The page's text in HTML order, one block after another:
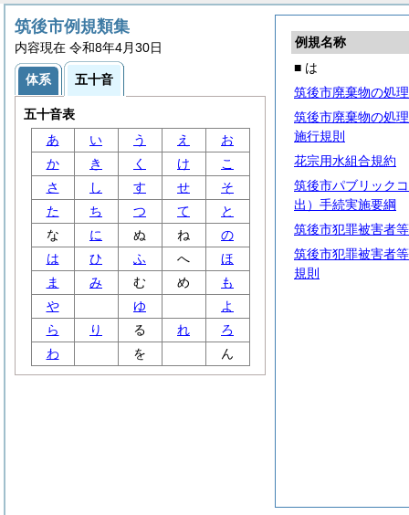
例規名称
■ は
筑後市廃棄物の処
筑後市廃棄物の処
施行規則
花宗用水組合規約
筑後市パブリック
出）手続実施要綱
筑後市犯罪被害者
筑後市犯罪被害者
規則
筑後市例規類集
内容現在 令和8年4月30日
体系 五十音
五十音表
あ
い う え
お
か
き く け
こ
さ
し す せ
そ
た
ち つ て
と
な
に ぬ ね
の
は
ひ ふ へ
ほ
ま
み む め
も
や
ゆ
よ
ら
り る れ
ろ
わ
を ん